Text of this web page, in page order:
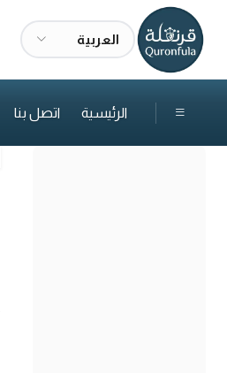
العربية
الرئيسية اتصل بنا